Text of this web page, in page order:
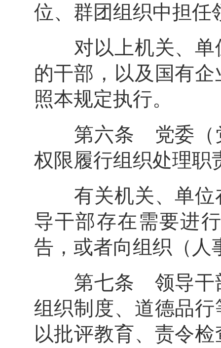
位、群团组织中担任
对以上机关、单
的干部，以及国有
照本规定执行。
第六条 党委（党
权限履行组织处理职
有关机关、单位
导干部存在需要进
告，或者向组织（人
第七条 领导干部
组织制度、道德品
以批评教育、责令